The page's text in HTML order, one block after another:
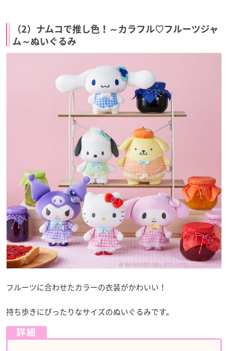
（2）ナムコで推し色！～カラフル♡フルーツジャ
ム～ぬいぐるみ
フルーツに合わせたカラーの衣装がかわいい！
持ち歩きにぴったりなサイズのぬいぐるみです。
詳細